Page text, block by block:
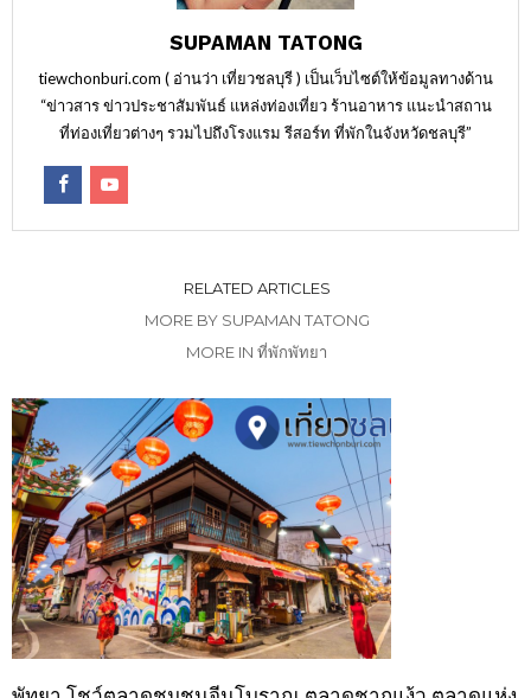
SUPAMAN TATONG
tiewchonburi.com ( อ่านว่า เที่ยวชลบุรี ) เป็นเว็บไซต์ให้ข้อมูลทางด้าน
“ข่าวสาร ข่าวประชาสัมพันธ์ แหล่งท่องเที่ยว ร้านอาหาร แนะนำสถาน
ที่ท่องเที่ยวต่างๆ รวมไปถึงโรงแรม รีสอร์ท ที่พักในจังหวัดชลบุรี”
RELATED ARTICLES
MORE BY SUPAMAN TATONG
MORE IN ที่พักพัทยา